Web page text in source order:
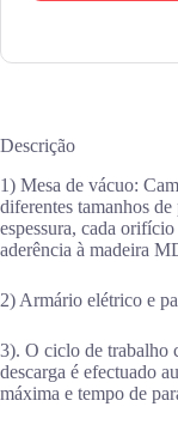
Descrição
1) Mesa de vácuo:
diferentes tamanhos
espessura, cada
aderência à madeira
2) Armário elétrico e
3). O ciclo de trabalho
descarga é efectuado
máxima e tempo de